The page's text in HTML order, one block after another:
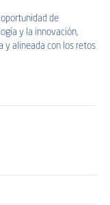
de
y la innovación,
y alineada con los retos